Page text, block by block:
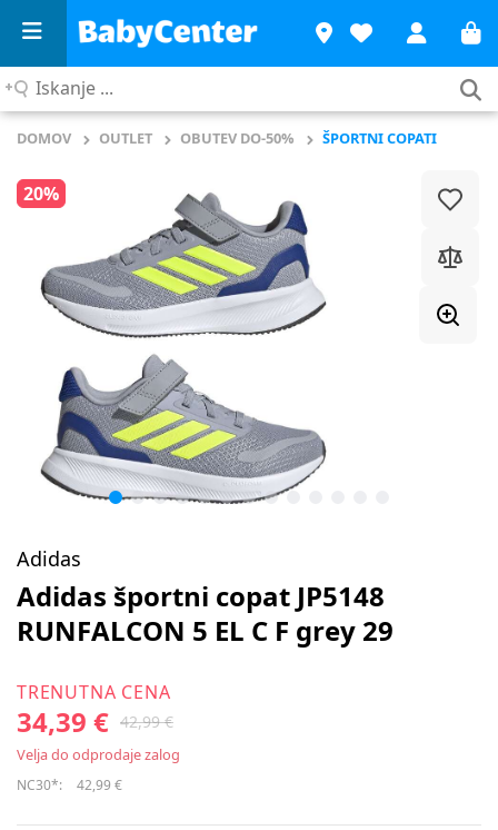
Iskanje
DOMOV OUTLET OBUTEV DO-50% ŠPORTNI COPATI
20%
Adidas
Adidas športni copat JP5148
RUNFALCON 5 EL C F grey 29
TRENUTNA CENA
34,39 € 42,99 €
Velja do odprodaje zalog
NC30*: 42,99 €